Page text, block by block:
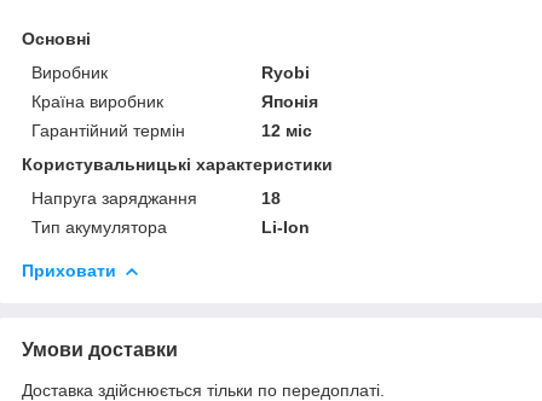
Основні
Виробник
Ryobi
Країна виробник
Японія
Гарантійний термін
12 міс
Користувальницькі характеристики
Напруга заряджання
18
Тип акумулятора
Li-Ion
Приховати
Умови доставки
Доставка здійснюється тільки по передоплаті.